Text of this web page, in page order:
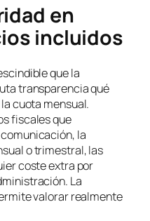
en
incluidos
que la
transparencia qué
cuota mensual.
fiscales que
la
o trimestral, las
coste extra por
La
valorar realmente